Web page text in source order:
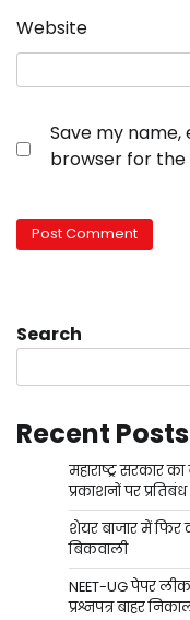
Website
Save my name,
browser for
Search
Recent Posts
महाराष्ट्र सरकार
प्रकाशनों पर प्रतिबंध
शेयर बाजार में फिर
बिकवाली
NEET-UG पेपर
प्रश्नपत्र बाहर